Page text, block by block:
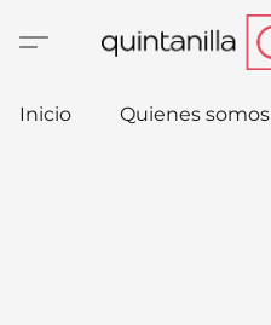
Inicio Quienes somos